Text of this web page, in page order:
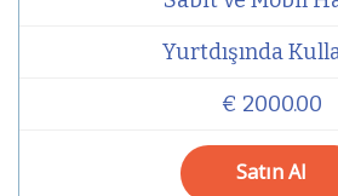
Yurtdışında
€ 2000.00
Satın Al